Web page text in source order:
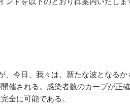
今日、我々は、新たな波となる
催される。感染者数のカーブが正
全に可能である。